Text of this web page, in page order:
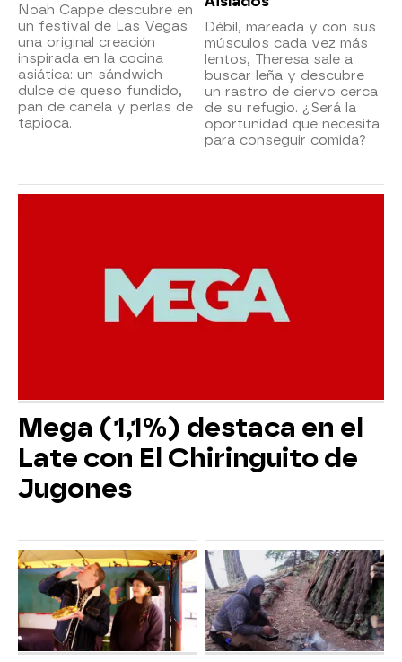
Noah Cappe descubre en
un festival de Las Vegas
una original creación
inspirada en la cocina
asiática: un sándwich
dulce de queso fundido,
pan de canela y perlas de
tapioca.
Débil, mareada y con sus
músculos cada vez más
lentos, Theresa sale a
buscar leña y descubre
un rastro de ciervo cerca
de su refugio. ¿Será la
oportunidad que necesita
para conseguir comida?
Mega (1,1%) destaca en el
Late con El Chiringuito de
Jugones